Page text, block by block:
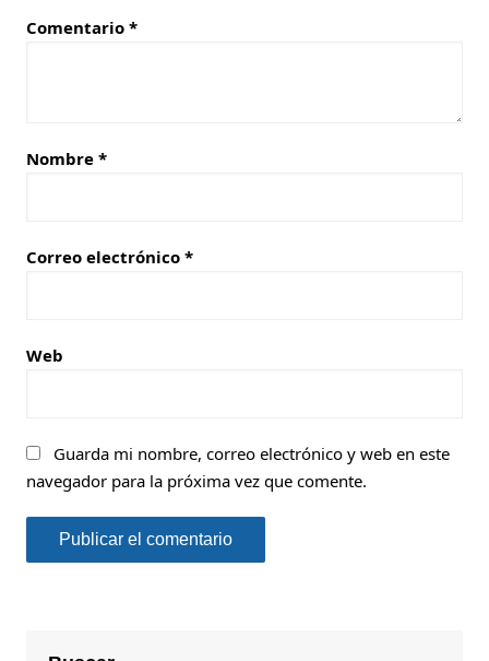
Comentario *
Nombre *
Correo electrónico *
Web
Guarda mi nombre, correo electrónico y web en este
navegador para la próxima vez que comente.